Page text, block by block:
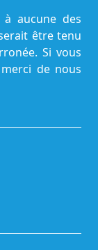
aucune des
être tenu
Si vous
de nous